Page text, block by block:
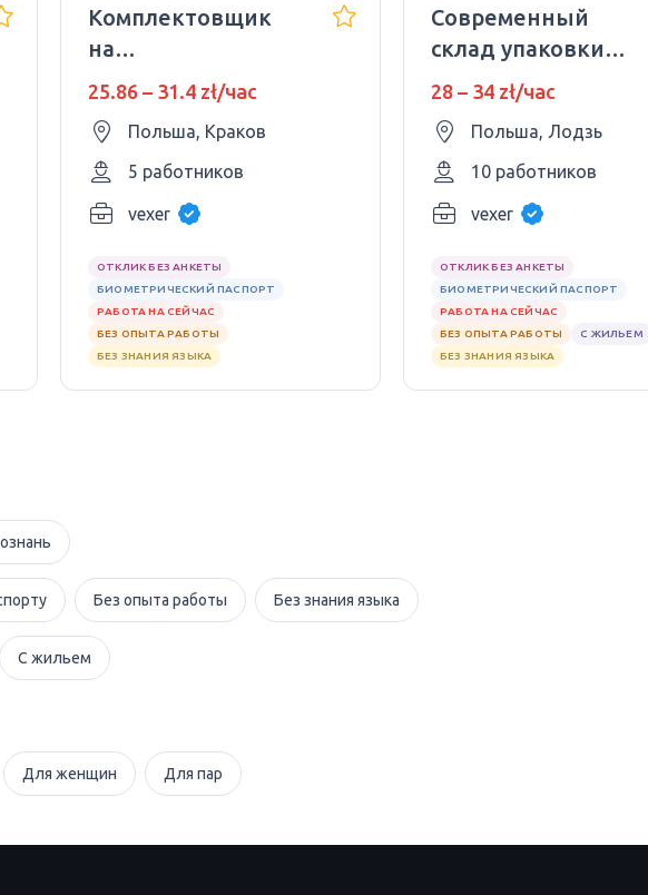
Комплектовщик
на
фармацевтический
25.86 – 31.4 zł/час
Польша, Краков
5 работников
vexer
ОТКЛИК БЕЗ АНКЕТЫ
БИОМЕТРИЧЕСКИЙ ПАСПОРТ
РАБОТА НА СЕЙЧАС
БЕЗ ОПЫТА РАБОТЫ
БЕЗ ЗНАНИЯ ЯЗЫКА
Cовременный
склад упаковки
брендовой
одежды
28 – 34 zł/час
Польша, Лодзь
10 работников
vexer
ОТКЛИК БЕЗ АНКЕТЫ
БИОМЕТРИЧЕСКИЙ ПАСПОРТ
РАБОТА НА СЕЙЧАС
БЕЗ ОПЫТА РАБОТЫ
С ЖИЛЬЕМ
БЕЗ ЗНАНИЯ ЯЗЫКА
Без опыта работы Без знания языка
С жильем
Для женщин Для пар